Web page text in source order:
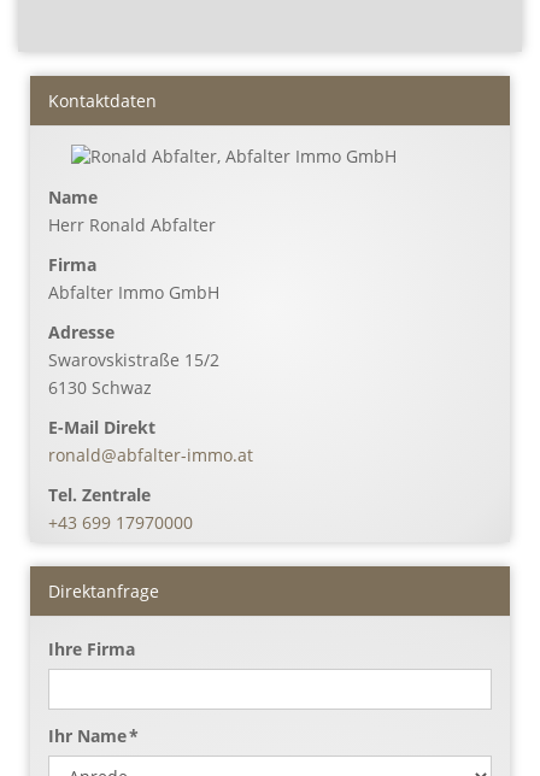
Kontaktdaten
Name
Herr Ronald Abfalter
Firma
Abfalter Immo GmbH
Adresse
Swarovskistraße 15/2
6130 Schwaz
E-Mail Direkt
ronald@abfalter-immo.at
Tel. Zentrale
+43 699 17970000
Direktanfrage
Ihre Firma
Ihr Name *